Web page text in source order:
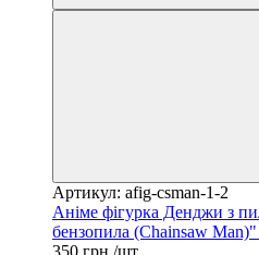
Артикул: afig-csman-1-2
Аніме фігурка Денджи з
бензопила (Chainsaw
350 грн./шт.